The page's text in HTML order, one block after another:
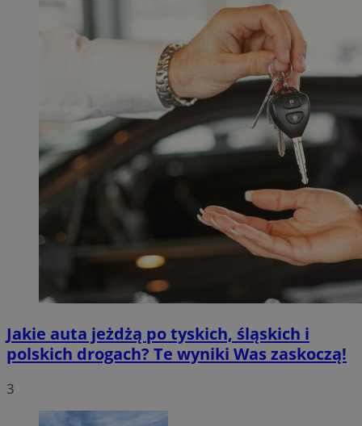
Jakie auta jeżdżą po tyskich, śląskich i
polskich drogach? Te wyniki Was zaskoczą!
3